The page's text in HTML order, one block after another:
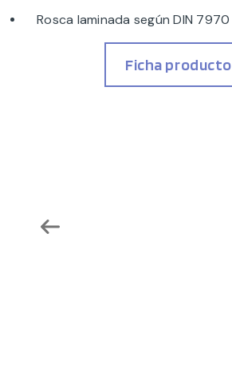
Rosca laminada según DIN 7970
Ficha producto